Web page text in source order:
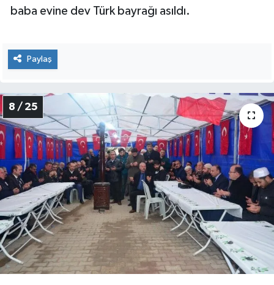
baba evine dev Türk bayrağı asıldı.
Paylaş
8 / 25